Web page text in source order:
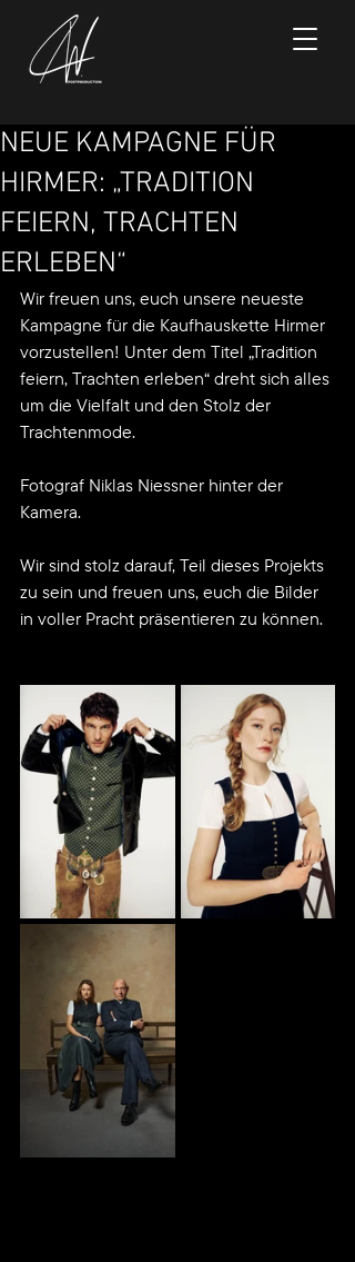
NEUE KAMPAGNE FÜR
HIRMER: „TRADITION
FEIERN, TRACHTEN
ERLEBEN“
Wir freuen uns, euch unsere neueste
Kampagne für die Kaufhauskette Hirmer
vorzustellen! Unter dem Titel „Tradition
feiern, Trachten erleben“ dreht sich alles
um die Vielfalt und den Stolz der
Trachtenmode.
Fotograf Niklas Niessner hinter der
Kamera.
Wir sind stolz darauf, Teil dieses Projekts
zu sein und freuen uns, euch die Bilder
in voller Pracht präsentieren zu können.